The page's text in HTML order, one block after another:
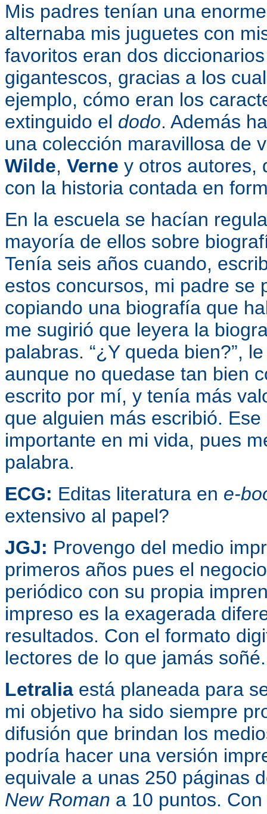
Mis padres tenían una
alternaba mis juguetes con
favoritos eran dos
gigantescos, gracias a los
ejemplo, cómo eran los
extinguido el dodo. Además
una colección maravillosa de
Wilde, Verne y otros autores,
con la historia contada en
En la escuela se hacían
mayoría de ellos sobre
Tenía seis años cuando,
estos concursos, mi padre se
copiando una biografía que
me sugirió que leyera la
palabras. “¿Y queda bien?”,
aunque no quedase tan bien
escrito por mí, y tenía más
que alguien más escribió.
importante en mi vida, pues
palabra.
ECG: Editas literatura en e-
extensivo al papel?
JGJ: Provengo del medio
primeros años pues el
periódico con su propia
impreso es la exagerada
resultados. Con el formato
lectores de lo que jamás soñé.
Letralia está planeada para
mi objetivo ha sido siempre
difusión que brindan los
podría hacer una versión
equivale a unas 250 páginas
New Roman a 10 puntos.